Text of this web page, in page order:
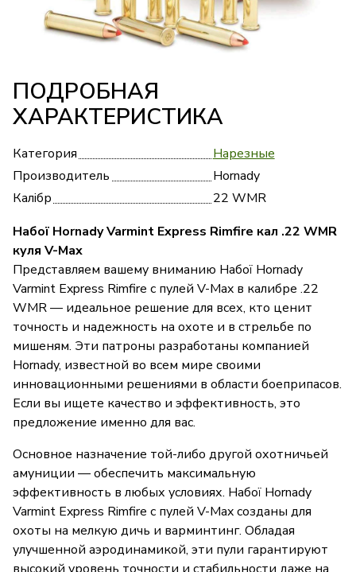
ПОДРОБНАЯ
ХАРАКТЕРИСТИКА
Категория
Нарезные
Производитель
Hornady
Калібр
22 WMR
Набої Hornady Varmint Express Rimfire кал .22 WMR
куля V-Max
Представляем вашему вниманию Набої Hornady
Varmint Express Rimfire с пулей V-Max в калибре .22
WMR — идеальное решение для всех, кто ценит
точность и надежность на охоте и в стрельбе по
мишеням. Эти патроны разработаны компанией
Hornady, известной во всем мире своими
инновационными решениями в области боеприпасов.
Если вы ищете качество и эффективность, это
предложение именно для вас.
Основное назначение той-либо другой охотничьей
амуниции — обеспечить максимальную
эффективность в любых условиях. Набої Hornady
Varmint Express Rimfire с пулей V-Max созданы для
охоты на мелкую дичь и варминтинг. Обладая
улучшенной аэродинамикой, эти пули гарантируют